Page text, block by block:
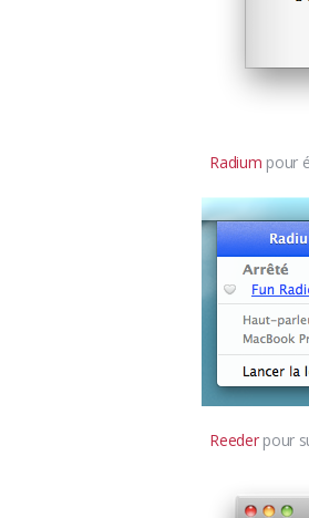
Radium pour
Reederpour